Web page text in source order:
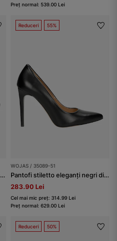
Preț normal: 539.00 Lei
Pantofi stiletto negri din piele cu decor metalic damă
Reduceri 55%
WOJAS / 35089-51
Pantofi stiletto eleganți negri din piele granulată
283.90 Lei
Cel mai mic preț: 314.99 Lei
Preț normal: 629.00 Lei
Reduceri 50%